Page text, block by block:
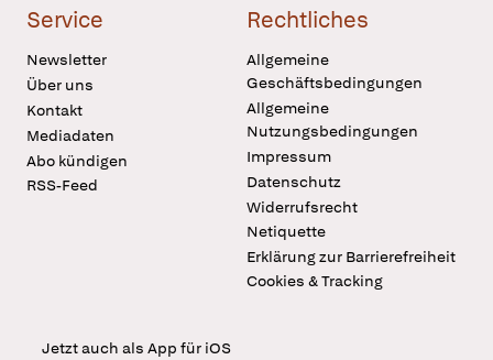
Service
Newsletter
Über uns
Kontakt
Mediadaten
Abo kündigen
RSS-Feed
Rechtliches
Allgemeine
Geschäftsbedingungen
Allgemeine
Nutzungsbedingungen
Impressum
Datenschutz
Widerrufsrecht
Netiquette
Erklärung zur Barrierefreiheit
Cookies & Tracking
Jetzt auch als App für iOS